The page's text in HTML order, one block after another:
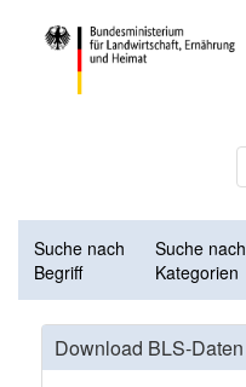
Suche nach
Begriff
Suche nach
Kategorien
Download BLS-Daten